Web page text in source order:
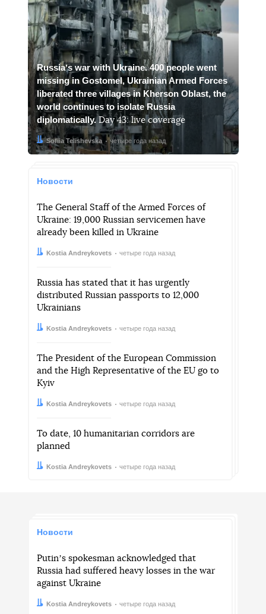
Russiaʼs war with Ukraine. 400 people went
missing in Gostomel, Ukrainian Armed Forces
liberated three villages in Kherson Oblast, the
world continues to isolate Russia
diplomatically. Day 43: live coverage
Автор:
Sofiia Telishevska
Дата: четыре года назад
Новости
The General Staff of the Armed Forces of
Ukraine: 19,000 Russian servicemen have
already been killed in Ukraine
Автор:
Kostia Andreykovets
Дата: четыре года назад
Russia has stated that it has urgently
distributed Russian passports to 12,000
Ukrainians
Автор:
Kostia Andreykovets
Дата: четыре года назад
The President of the European Commission
and the High Representative of the EU go to
Kyiv
Автор:
Kostia Andreykovets
Дата: четыре года назад
To date, 10 humanitarian corridors are
planned
Автор:
Kostia Andreykovets
Дата: четыре года назад
Новости
Putinʼs spokesman acknowledged that
Russia had suffered heavy losses in the war
against Ukraine
Автор:
Kostia Andreykovets
Дата: четыре года назад